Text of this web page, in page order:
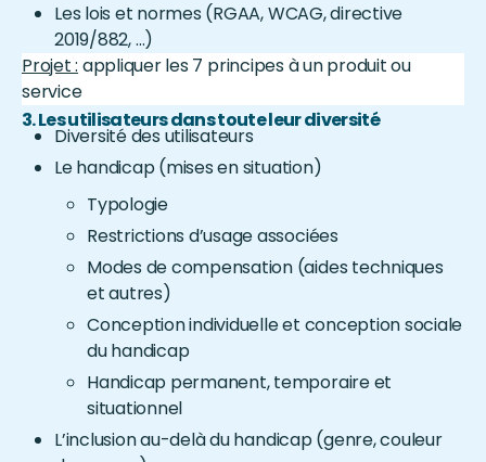
Les lois et normes (RGAA, WCAG, directive
2019/882, …)
Projet : appliquer les 7 principes à un produit ou
service
3. Les utilisateurs dans toute leur diversité
Diversité des utilisateurs
Le handicap (mises en situation)
Typologie
Restrictions d’usage associées
Modes de compensation (aides techniques
et autres)
Conception individuelle et conception sociale
du handicap
Handicap permanent, temporaire et
situationnel
L’inclusion au-delà du handicap (genre, couleur